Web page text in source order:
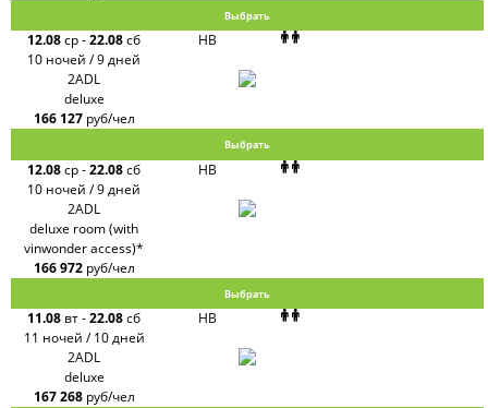
Выбрать
12.08ср-22.08сб
10 ночей / 9 дней
HB
2ADL
deluxe
166 127 руб/чел
Выбрать
12.08ср-22.08сб
10 ночей / 9 дней
HB
2ADL
deluxe room (with
vinwonder access)*
166 972 руб/чел
Выбрать
11.08 вт-22.08сб
11 ночей / 10 дней
HB
2ADL
deluxe
167 268 руб/чел